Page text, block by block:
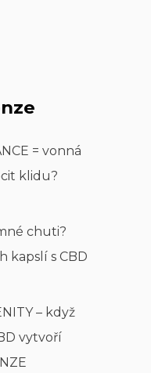
= vonná
klidu?
chuti?
kapslí s CBD
– když
vytvoří